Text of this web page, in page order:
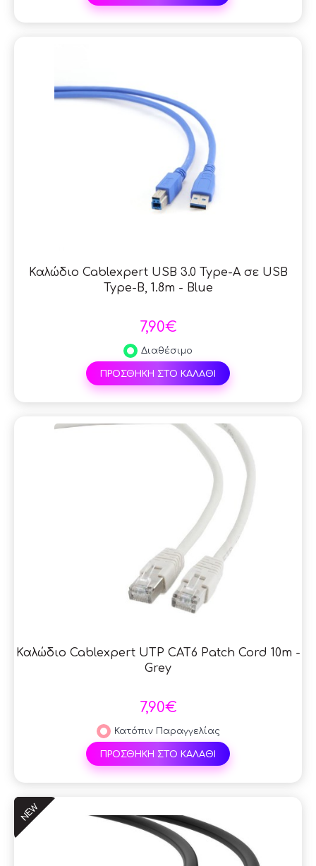
Καλώδιο Cablexpert USB 3.0 Type-A σε USB
Type-B, 1.8m - Blue
7,90€
Διαθέσιμο
ΠΡΟΣΘΗΚΗ ΣΤΟ ΚΑΛΑΘΙ
Καλώδιο Cablexpert UTP CAT6 Patch Cord 10m -
Grey
7,90€
Κατόπιν Παραγγελίας
ΠΡΟΣΘΗΚΗ ΣΤΟ ΚΑΛΑΘΙ
NEW